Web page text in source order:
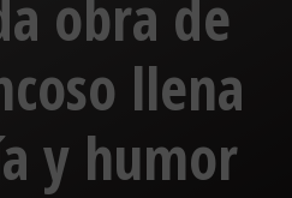
obra de
llena
y humor